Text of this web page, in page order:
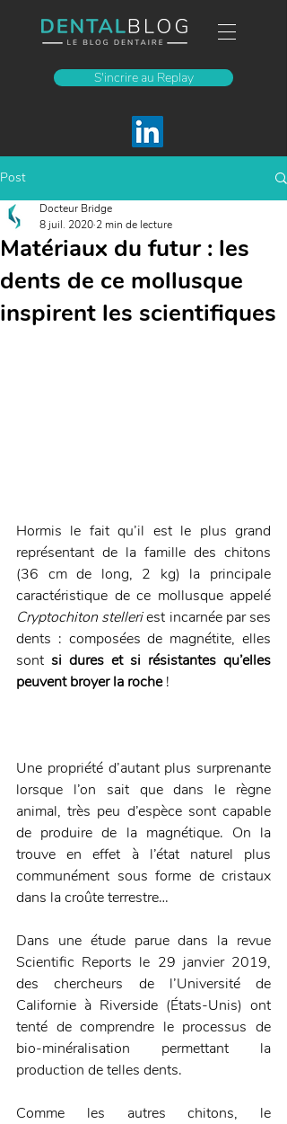
S'incrire au Replay
Post
Matériaux du futur : les
dents de ce mollusque
inspirent les scientifiques
Docteur Bridge
8 juil. 2020 2 min de lecture
Hormis le fait qu’il est le plus grand
représentant de la famille des chitons
(36 cm de long, 2 kg) la principale
Cryptochiton stelleri est incarnée par ses
dents : composées de magnétite, elles
sont si dures et si résistantes qu’elles
peuvent broyer la roche !
Une propriété d’autant plus surprenante
lorsque l’on sait que dans le règne
animal, très peu d’espèce sont capable
de produire de la magnétique. On la
trouve en effet à l’état naturel plus
communément sous forme de cristaux
dans la croûte terrestre…
Dans une étude parue dans la revue
Scientific Reports le 29 janvier 2019,
des chercheurs de l’Université de
Californie à Riverside (États-Unis) ont
tenté de comprendre le processus de
bio-minéralisation permettant la
production de telles dents.